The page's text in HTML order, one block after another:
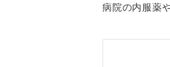
病院の内服薬